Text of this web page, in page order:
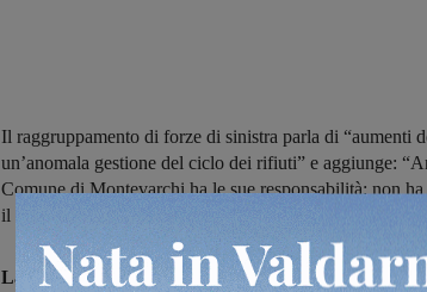
Il raggruppamento di forze di sinistra parla di “aumenti
un’anomala gestione del ciclo dei rifiuti” e aggiunge:
Comune di Montevarchi ha le sue responsabilità: non ha
il suo potere di controllo sull’operato del gestore”
La questione rifiuti finisce al centro dell'attacco